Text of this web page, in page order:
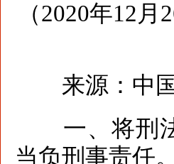
（2020年12
来源：中国
一、将刑法
当负刑事责任。